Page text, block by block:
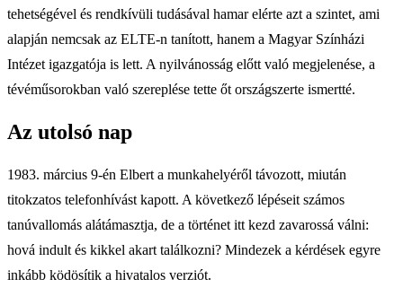
tehetségével és rendkívüli tudásával hamar elérte azt a szintet, ami
alapján nemcsak az ELTE-n tanított, hanem a Magyar Színházi
Intézet igazgatója is lett. A nyilvánosság előtt való megjelenése, a
tévéműsorokban való szereplése tette őt országszerte ismertté.
Az utolsó nap
1983. március 9-én Elbert a munkahelyéről távozott, miután
titokzatos telefonhívást kapott. A következő lépéseit számos
tanúvallomás alátámasztja, de a történet itt kezd zavarossá válni:
hová indult és kikkel akart találkozni? Mindezek a kérdések egyre
inkább ködösítik a hivatalos verziót.